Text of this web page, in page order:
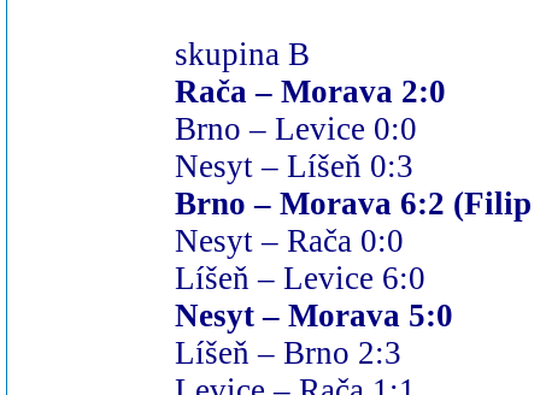
skupina B
Rača – Morava 2:0
Brno – Levice 0:0
Nesyt – Líšeň 0:3
Brno – Morava 6:2
Nesyt – Rača 0:0
Líšeň – Levice 6:0
Nesyt – Morava 5:0
Líšeň – Brno 2:3